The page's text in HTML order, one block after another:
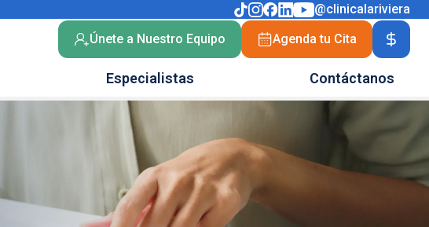
@clinicalariviera
Únete a Nuestro Equipo Agenda tu Cita
Especialistas Contáctanos